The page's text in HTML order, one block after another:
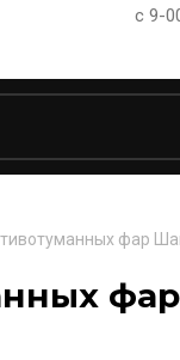
с 9-
фар